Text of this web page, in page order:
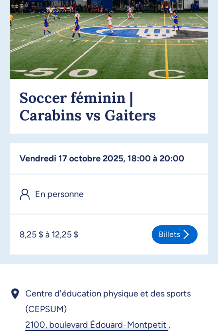
Soccer féminin |
Carabins vs Gaiters
vendredi 17 octobre 2025, 18:00 à 20:00
En personne
8,25 $ à 12,25 $ Billets
Centre d'éducation physique et des sports
(CEPSUM)
2100, boulevard Édouard-Montpetit ,